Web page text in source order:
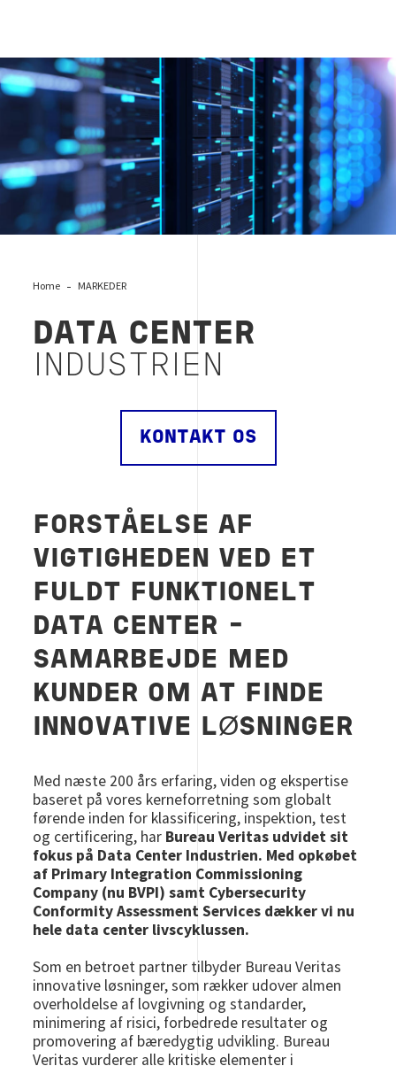
Data Center Industries, Bureau Veritas
Home MARKEDER
DATA CENTER
INDUSTRIEN
KONTAKT OS
FORSTÅELSE AF
VIGTIGHEDEN VED ET
FULDT FUNKTIONELT
DATA CENTER -
SAMARBEJDE MED
KUNDER OM AT FINDE
INNOVATIVE LØSNINGER
Med næste 200 års erfaring, viden og ekspertise
baseret på vores kerneforretning som globalt
førende inden for klassificering, inspektion, test
og certificering, har Bureau Veritas udvidet sit
fokus på Data Center Industrien. Med opkøbet
af Primary Integration Commissioning
Company (nu BVPI)samt Cybersecurity
Conformity Assessment Services dækker vi nu
hele data center livscyklussen.
Som en betroet partner tilbyder Bureau Veritas
innovative løsninger, som rækker udover almen
overholdelse af lovgivning og standarder,
minimering af risici, forbedrede resultater og
promovering af bæredygtig udvikling. Bureau
Veritas vurderer alle kritiske elementer i